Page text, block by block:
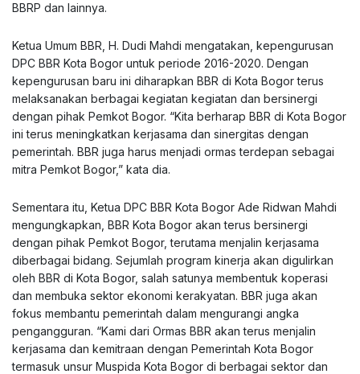
BBRP dan lainnya.
Ketua Umum BBR, H. Dudi Mahdi mengatakan, kepengurusan
DPC BBR Kota Bogor untuk periode 2016-2020. Dengan
kepengurusan baru ini diharapkan BBR di Kota Bogor terus
melaksanakan berbagai kegiatan kegiatan dan bersinergi
dengan pihak Pemkot Bogor. “Kita berharap BBR di Kota Bogor
ini terus meningkatkan kerjasama dan sinergitas dengan
pemerintah. BBR juga harus menjadi ormas terdepan sebagai
mitra Pemkot Bogor,” kata dia.
Sementara itu, Ketua DPC BBR Kota Bogor Ade Ridwan Mahdi
mengungkapkan, BBR Kota Bogor akan terus bersinergi
dengan pihak Pemkot Bogor, terutama menjalin kerjasama
diberbagai bidang. Sejumlah program kinerja akan digulirkan
oleh BBR di Kota Bogor, salah satunya membentuk koperasi
dan membuka sektor ekonomi kerakyatan. BBR juga akan
fokus membantu pemerintah dalam mengurangi angka
pengangguran. “Kami dari Ormas BBR akan terus menjalin
kerjasama dan kemitraan dengan Pemerintah Kota Bogor
termasuk unsur Muspida Kota Bogor di berbagai sektor dan